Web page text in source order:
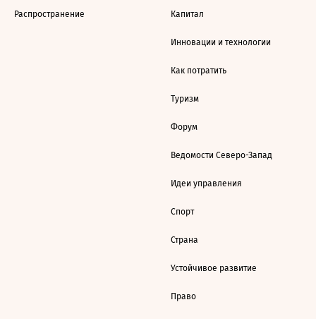
Распространение Капитал
Инновации и технологии
Как потратить
Туризм
Форум
Ведомости Северо-Запад
Идеи управления
Спорт
Страна
Устойчивое развитие
Право